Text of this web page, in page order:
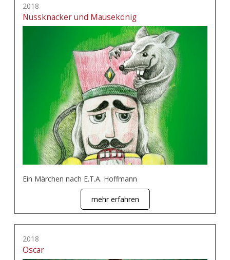
2018
Nussknacker und Mausekönig
Ein Märchen nach E.T.A. Hoffmann
mehr erfahren
2018
Oscar